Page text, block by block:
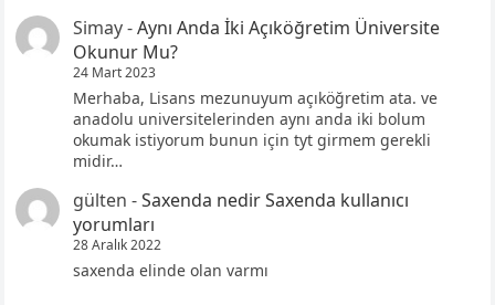
Simay-Aynı Anda İki Açıköğretim Üniversite
Okunur Mu?
24 Mart 2023
Merhaba, Lisans mezunuyum açıköğretim ata. ve
anadolu universitelerinden aynı anda iki bolum
okumak istiyorum bunun için tyt girmem gerekli
midir…
gülten -Saxenda nedir Saxenda kullanıcı
yorumları
28 Aralık 2022
saxenda elinde olan varmı